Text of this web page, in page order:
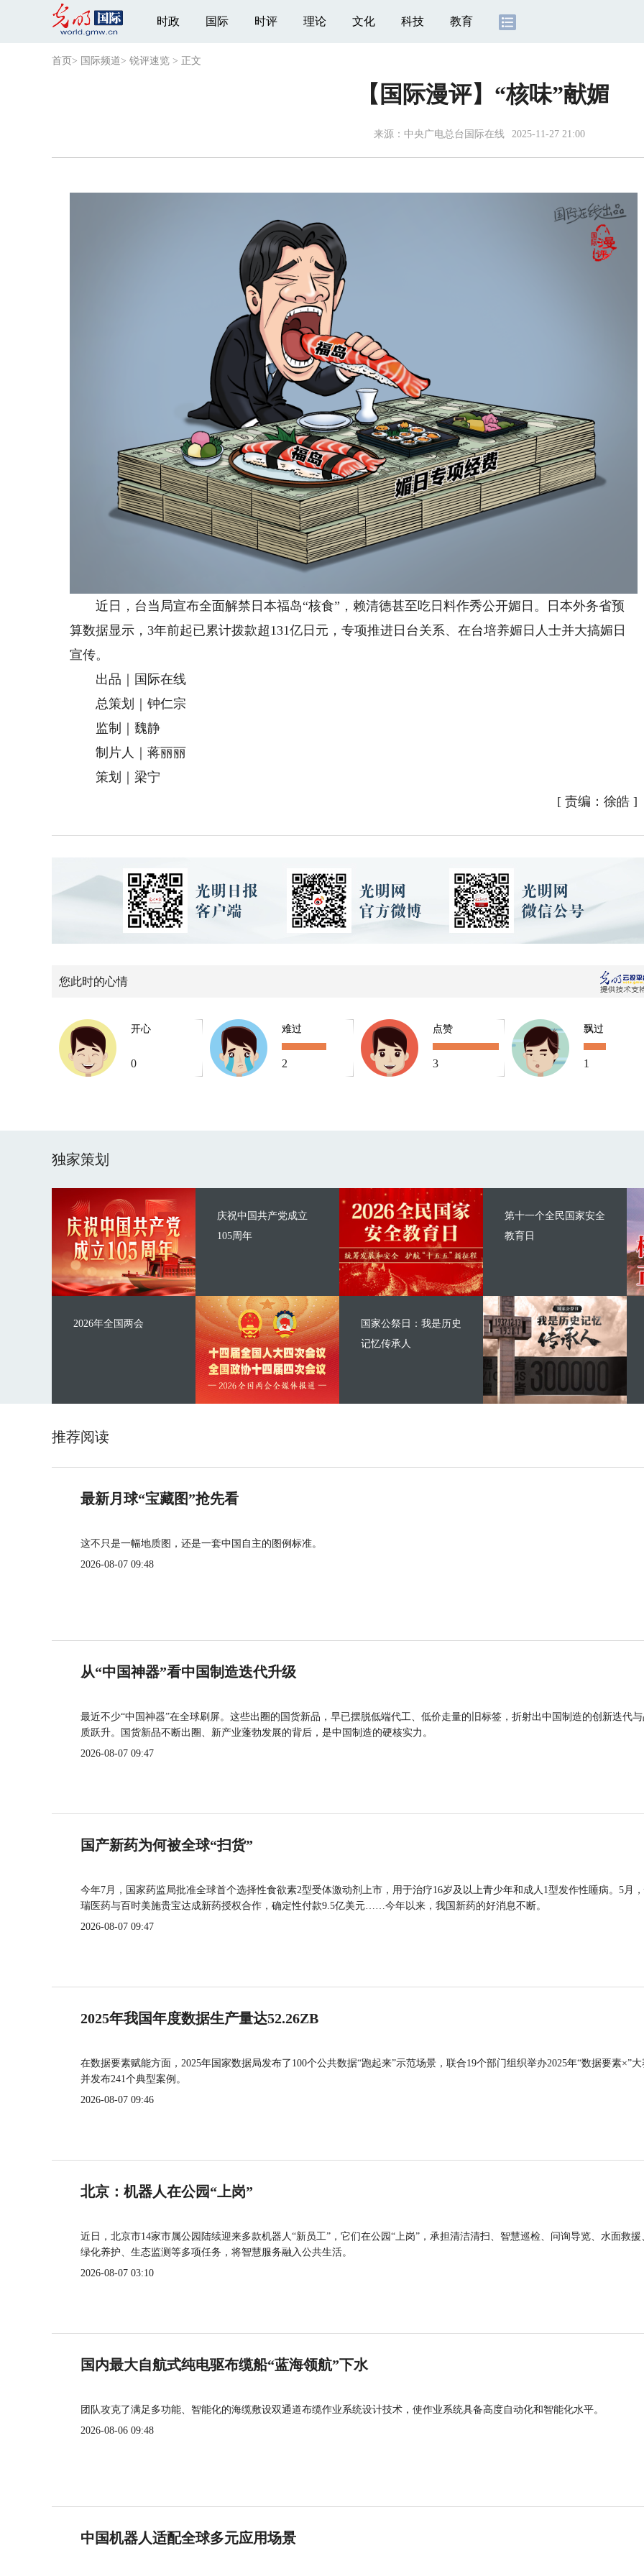
时政 国际 时评 理论 文化 科技 教育
首页 > 国际频道> 锐评速览 > 正文
【国际漫评】“核味”献媚
来源： 中央广电总台国际在线 2025-11-27 21:00
近日，台当局宣布全面解禁日本福岛“核食”，赖清德甚至吃日料作秀公开媚日。日本外务省预
算数据显示，3年前起已累计拨款超131亿日元，专项推进日台关系、在台培养媚日人士并大搞媚日
宣传。
出品｜国际在线
总策划｜钟仁宗
监制｜魏静
制片人｜蒋丽丽
策划｜梁宁
[ 责编：徐皓 ]
您此时的心情
开心
0
难过
2
点赞
3
飘过
1
独家策划
庆祝中国共产党成立
105周年
2026年全国两会
第十一个全民国家安全
教育日
国家公祭日：我是历史
记忆传承人
推荐阅读
最新月球“宝藏图”抢先看
这不只是一幅地质图，还是一套中国自主的图例标准。
2026-08-07 09:48
从“中国神器”看中国制造迭代升级
最近不少“中国神器”在全球刷屏。这些出圈的国货新品，早已摆脱低端代工、低价走量的旧标签，折射出中国制造的创新迭代
质跃升。国货新品不断出圈、新产业蓬勃发展的背后，是中国制造的硬核实力。
2026-08-07 09:47
国产新药为何被全球“扫货”
今年7月，国家药监局批准全球首个选择性食欲素2型受体激动剂上市，用于治疗16岁及以上青少年和成人1型发作性睡病。5月
瑞医药与百时美施贵宝达成新药授权合作，确定性付款9.5亿美元……今年以来，我国新药的好消息不断。
2026-08-07 09:47
2025年我国年度数据生产量达52.26ZB
在数据要素赋能方面，2025年国家数据局发布了100个公共数据“跑起来”示范场景，联合19个部门组织举办2025年“数据要素×”大
并发布241个典型案例。
2026-08-07 09:46
北京：机器人在公园“上岗”
近日，北京市14家市属公园陆续迎来多款机器人“新员工”，它们在公园“上岗”，承担清洁清扫、智慧巡检、问询导览、水面救援
绿化养护、生态监测等多项任务，将智慧服务融入公共生活。
2026-08-07 03:10
国内最大自航式纯电驱布缆船“蓝海领航”下水
团队攻克了满足多功能、智能化的海缆敷设双通道布缆作业系统设计技术，使作业系统具备高度自动化和智能化水平。
2026-08-06 09:48
中国机器人适配全球多元应用场景